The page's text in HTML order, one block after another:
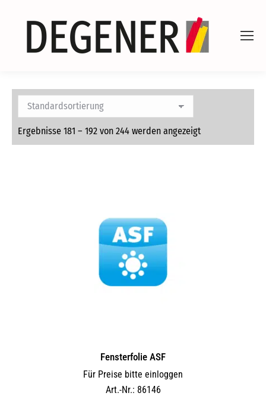
Ergebnisse 181 – 192 von 244 werden angezeigt
Fensterfolie ASF
Für Preise bitte einloggen
Art.-Nr.: 86146